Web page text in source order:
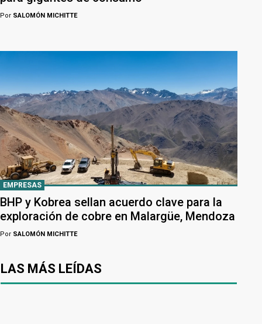
Por SALOMÓN MICHITTE
EMPRESAS
BHP y Kobrea sellan acuerdo clave para la
exploración de cobre en Malargüe, Mendoza
Por SALOMÓN MICHITTE
LAS MÁS LEÍDAS